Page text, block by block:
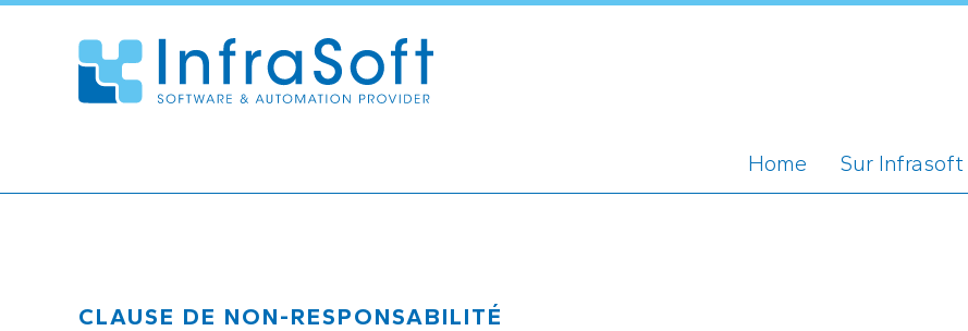
Home Sur Infrasoft
CLAUSE DE NON-RESPONSABILITÉ